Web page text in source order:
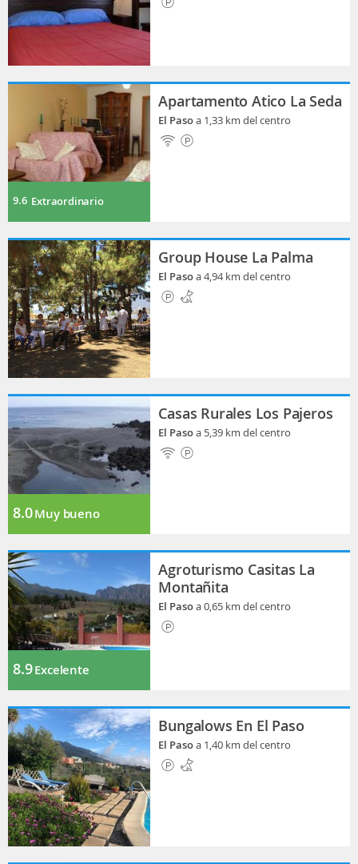
9.6 Extraordinario
Apartamento Atico La Seda
El Pasoa 1,33 km del centro
Group House La Palma
El Pasoa 4,94 km del centro
8.0Muy bueno
Casas Rurales Los Pajeros
El Pasoa 5,39 km del centro
8.9Excelente
Agroturismo Casitas La
Montañita
El Pasoa 0,65 km del centro
Bungalows En El Paso
El Pasoa 1,40 km del centro